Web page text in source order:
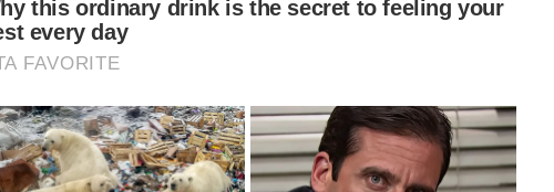
dan Sukan, Datuk Seri Reezal Merican Naina
Merican; Ketua Pengarah Eksekutif BigPay, Salim
Danani; Ketua Pengarah Eksekutif Boost, Mohd
Khairil Abdullah; Ketua Pengarah Eksekutif Touch n
Go E-Wallet, Ignatius Ong dan Ketua Pengarah
Eksekutif Shopee Pay, Alain Yee.